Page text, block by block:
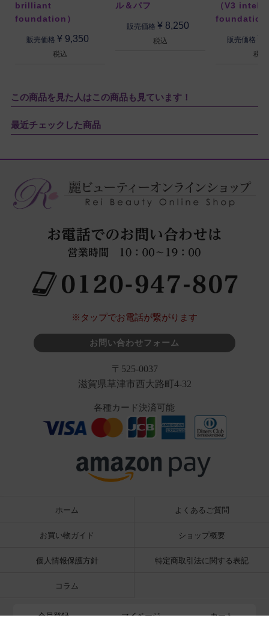
こめ 購入者
20代
2025/01/16
中性洗剤で洗ったとしても少しでも中性洗剤が
入しました。
です
brilliant
foundation）
販売価格 ¥ 9,350
税込
ル＆パフ
販売価格 ¥ 8,250
税込
（V3
foundation
販売価格 ¥
税込
この商品を見た人はこの商品も見ています！
最近チェックした商品
※タップでお電話が繋がります
お問い合わせフォーム
〒525-0037
滋賀県草津市西大路町4-32
各種カード決済可能
ホーム よくあるご質問
お買い物ガイド ショップ概要
個人情報保護方針 特定商取引法に関する表記
コラム
会員登録 マイページ カート